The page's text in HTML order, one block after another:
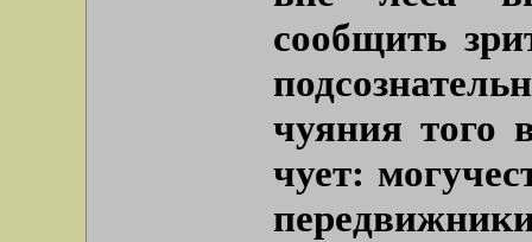
сообщить
чуяния того
чует: